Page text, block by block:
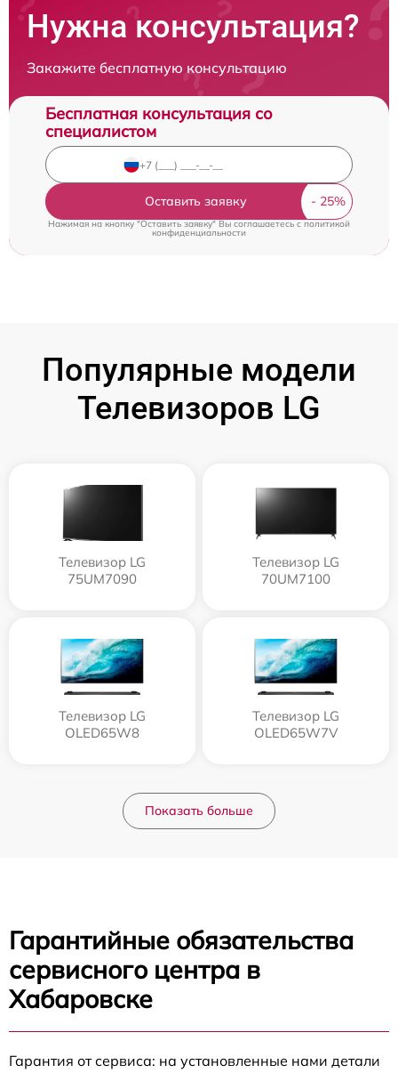
Нужна консультация?
Закажите бесплатную консультацию
Бесплатная консультация со
специалистом
Оставить заявку
Нажимая на кнопку "Оставить заявку" Вы соглашаетесь cполитикой
конфиденциальности
Популярные модели
Телевизоров LG
Телевизор LG
75UM7090
Телевизор LG
70UM7100
Телевизор LG
OLED65W8
Телевизор LG
OLED65W7V
Показать больше
Гарантийные обязательства
сервисного центра в
Хабаровске
Гарантия от сервиса: на установленные нами детали